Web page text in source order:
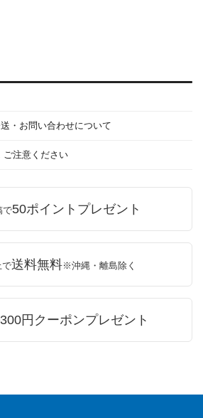
・お問い合わせについて
ご注意ください
で50ポイントプレゼント
で送料無料※沖縄・離島除く
300円クーポンプレゼント